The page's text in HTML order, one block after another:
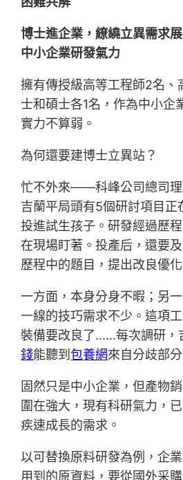
博士進企業，繚繞立異需求
中小企業研發氣力
擁有傳授級高等工程師2名、
士和碩士各1名，作為中小企
實力不算弱。
為何還要建博士立異站？
忙不外來——科峰公司總司理
吉蘭平局頭有5個研討項目正
投進試生孩子。研發經過歷
在現場盯著。投產后，還要
歷程中的題目，提出改良優化
一方面，本身分身不暇；另
一線的技巧需求不少。這項
裝備要改良了……每次調研，
錢能聽到包養網來自分歧部
固然只是中小企業，但產物
圍在強大，現有科研氣力，
疾速成長的需求。
以可替換原料研發為例，企
用到的原資料，要從國外采